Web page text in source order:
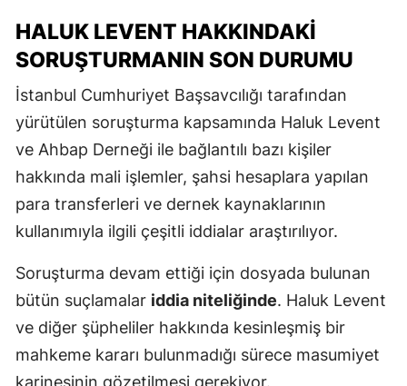
HALUK LEVENT HAKKINDAKI
SORUŞTURMANIN SON DURUMU
İstanbul Cumhuriyet Başsavcılığı tarafından
yürütülen soruşturma kapsamında Haluk Levent
ve Ahbap Derneği ile bağlantılı bazı kişiler
hakkında mali işlemler, şahsi hesaplara yapılan
para transferleri ve dernek kaynaklarının
kullanımıyla ilgili çeşitli iddialar araştırılıyor.
Soruşturma devam ettiği için dosyada bulunan
bütün suçlamalar iddia niteliğinde. Haluk Levent
ve diğer şüpheliler hakkında kesinleşmiş bir
mahkeme kararı bulunmadığı sürece masumiyet
karinesinin gözetilmesi gerekiyor.